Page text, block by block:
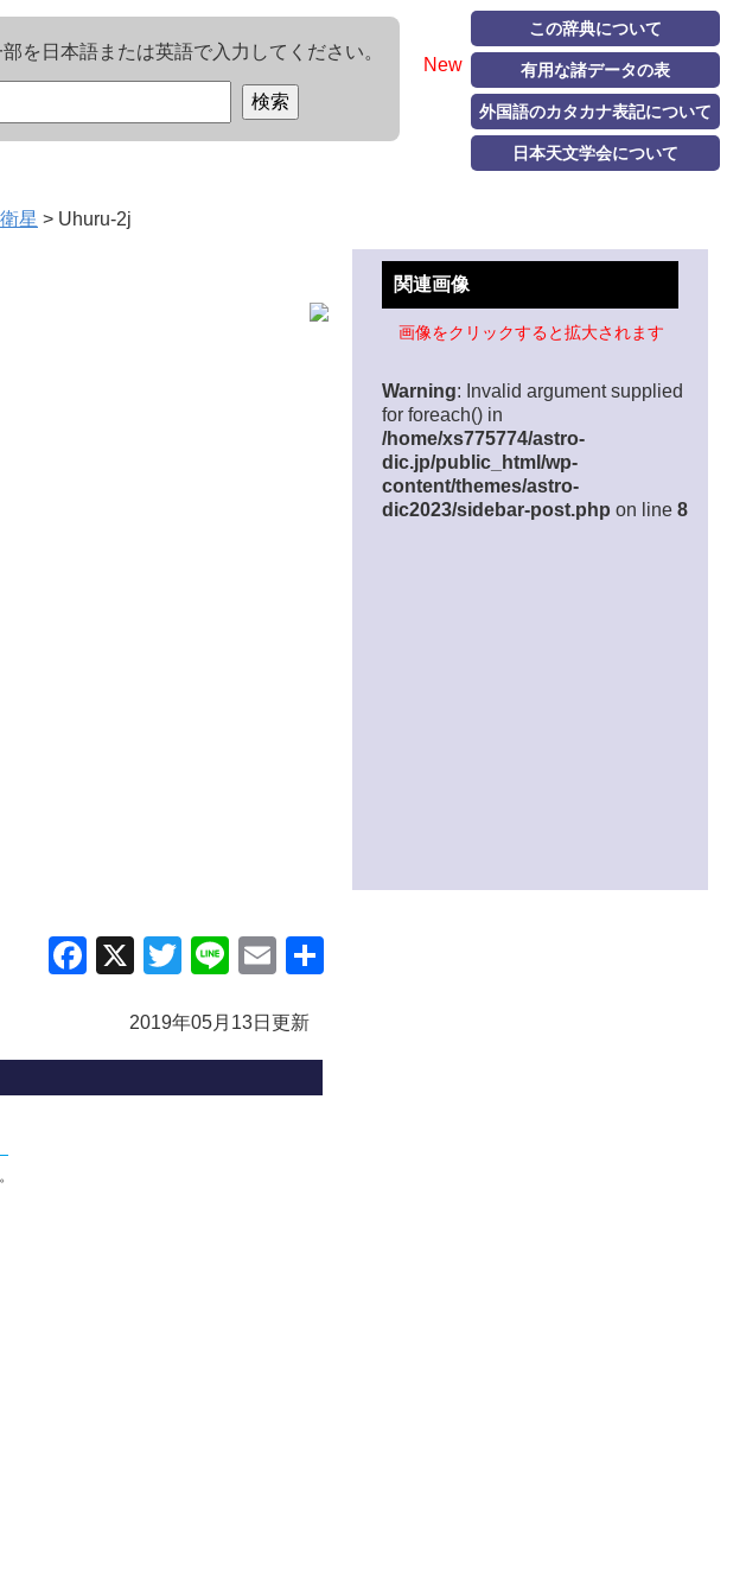
New
この辞典について
有用な諸データの表
外国語のカタカナ表記について
日本天文学会について
を日本語または英語で入力してください。
星 > Uhuru-2j
Facebook
X TwitterLineEmail
2019年05月13日更新
関連画像
画像をクリックすると拡大されます
Warning: Invalid argument supplied
for foreach() in
/home/xs775774/astro-
dic.jp/public_html/wp-
content/themes/astro-
dic2023/sidebar-post.php on line 8